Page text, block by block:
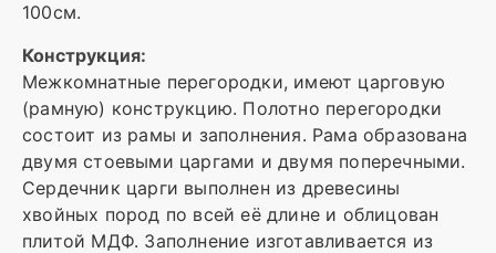
100см.
Конструкция:
Межкомнатные перегородки, имеют царговую
(рамную) конструкцию. Полотно перегородки
состоит из рамы и заполнения. Рама образована
двумя стоевыми царгами и двумя поперечными.
Сердечник царги выполнен из древесины
хвойных пород по всей её длине и облицован
плитой МДФ. Заполнение изготавливается из